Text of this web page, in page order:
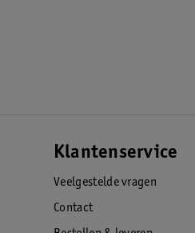
Klantenservice
Veelgestelde vragen
Contact